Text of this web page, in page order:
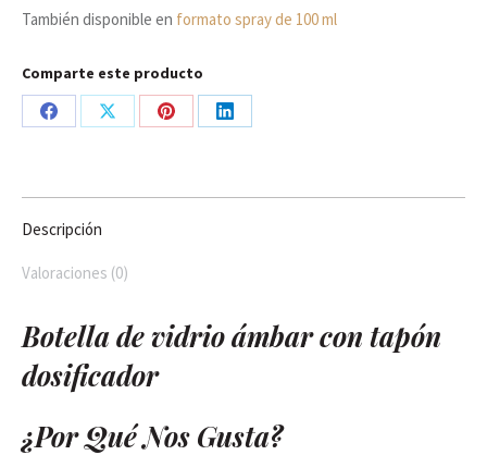
También disponible en formato spray de 100 ml
Comparte este producto
Share
Share
Share
Share
Descripción
Valoraciones (0)
Botella de vidrio ámbar con tapón
dosificador
¿Por Qué Nos Gusta?